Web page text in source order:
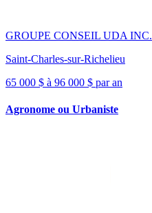
GROUPE CONSEIL UDA INC.
Saint-Charles-sur-Richelieu
65 000 $ à 96 000 $ par an
Agronome ou Urbaniste